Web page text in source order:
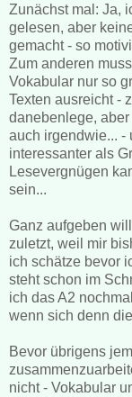
Zunächst mal: Ja,
gelesen, aber
gemacht - so
Zum anderen
Vokabular nur so
Texten ausreicht -
danebenlege,
auch irgendwie... -
interessanter als
Lesevergnügen
sein...
Ganz aufgeben
zuletzt, weil mir
ich schätze bevor
steht schon im
ich das A2
wenn sich denn
Bevor übrigens
nicht - Vokabular